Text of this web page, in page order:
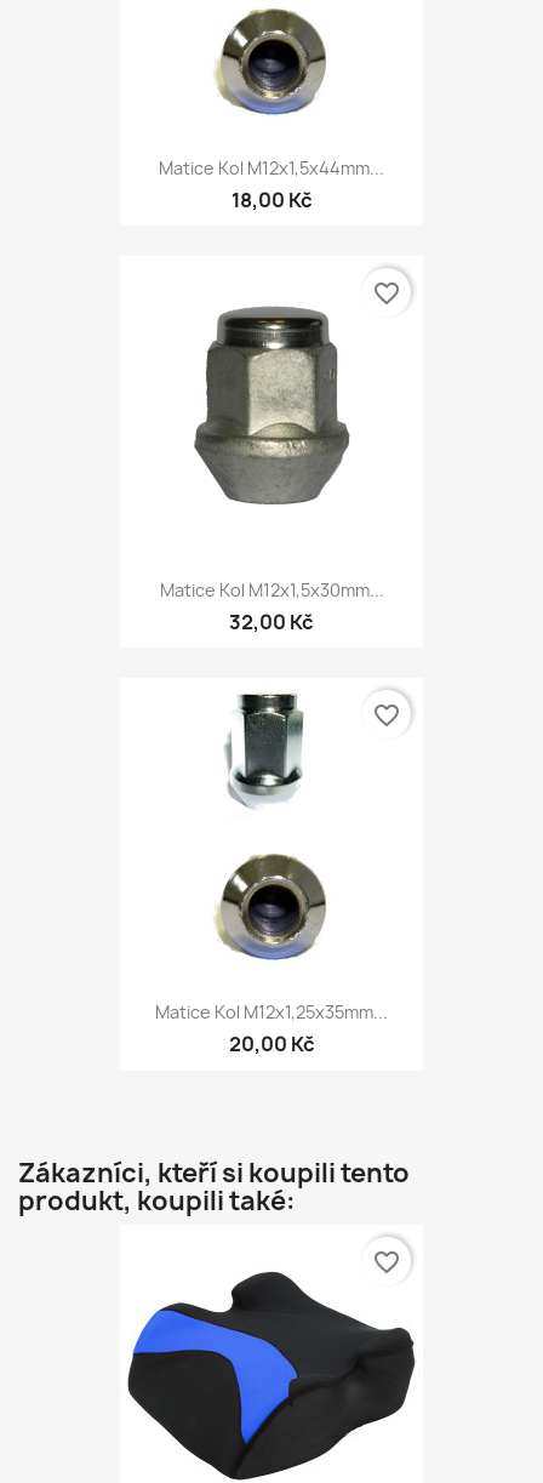
Matice Kol M12x1,5x44mm...
18,00 Kč
Matice Kol M12x1,5x30mm...
32,00 Kč
favorite_border
Matice Kol M12x1,25x35mm...
20,00 Kč
favorite_border
Zákazníci, kteří si koupili tento
produkt, koupili také:
favorite_border